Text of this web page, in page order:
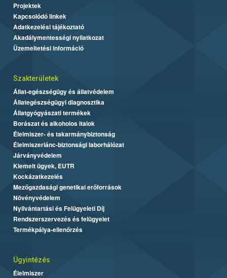
Projektek
Kapcsolódó linkek
Adatkezelési tájékoztató
Akadálymentességi nyilatkozat
Üzemeltetési információ
Szakterületek
Állat-egészségügy és állatvédelem
Állategészségügyi diagnosztika
Állatgyógyászati termékek
Borászat és alkoholos italok
Élelmiszer- és takarmánybiztonság
Élelmiszerlánc-biztonsági laborhálózat
Járványvédelem
Kiemelt ügyek, EUTR
Kockázatkezelés
Mezőgazdasági genetikai erőforrások
Növényvédelem
Nyilvántartási és Felügyeleti Díj
Rendszerszervezés és felügyelet
Termékpálya-ellenőrzés
Ügyintézés
Élelmiszer